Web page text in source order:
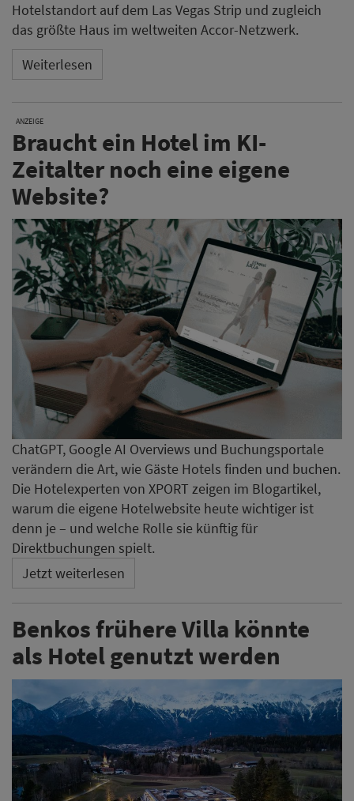
Hotelstandort auf dem Las Vegas Strip und zugleich
das größte Haus im weltweiten Accor-Netzwerk.
Weiterlesen
ANZEIGE
Braucht ein Hotel im KI-
Zeitalter noch eine eigene
Website?
ChatGPT, Google AI Overviews und Buchungsportale
verändern die Art, wie Gäste Hotels finden und buchen.
Die Hotelexperten von XPORT zeigen im Blogartikel,
warum die eigene Hotelwebsite heute wichtiger ist
denn je – und welche Rolle sie künftig für
Direktbuchungen spielt.
Jetzt weiterlesen
Benkos frühere Villa könnte
als Hotel genutzt werden